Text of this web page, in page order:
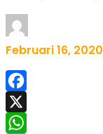
Februari 16, 2020
Facebook
X